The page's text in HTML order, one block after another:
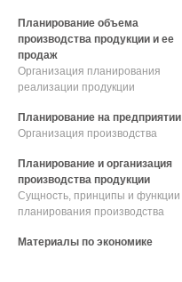
Планирование объема
производства продукции и ее
продаж
Организация планирования
реализации продукции
Планирование на предприятии
Организация производства
Планирование и организация
производства продукции
Сущность, принципы и функции
планирования производства
Материалы по экономике